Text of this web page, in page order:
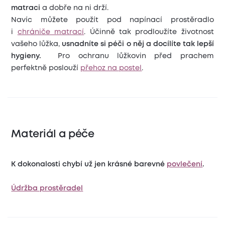
matraci a dobře na ni drží.
Navíc můžete použít pod napínací prostěradlo
i chrániče matrací. Účinně tak prodloužíte životnost
vašeho lůžka, usnadníte si péči o něj a docílíte tak lepší
hygieny.
Pro ochranu lůžkovin před prachem
perfektně poslouží přehoz na postel .
Materiál a péče
K dokonalosti chybí už jen krásné barevné povlečení.
Údržba prostěradel